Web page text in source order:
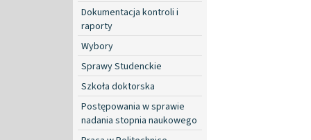
Dokumentacja kontroli i
raporty
Wybory
Sprawy Studenckie
Szkoła doktorska
Postępowania w sprawie
nadania stopnia naukowego